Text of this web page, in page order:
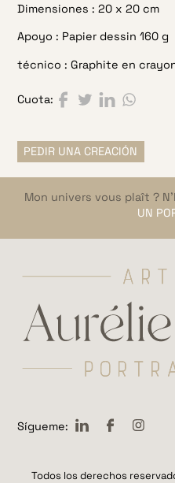
Dimensiones : 20 x 20 cm
Apoyo : Papier dessin 160 g
técnico : Graphite en
Cuota:
Compartir en Facebook
Compartir en Twitter
PEDIR UNA CREACIÓN
Mon univers vous plaît ?
UN
Sígueme:
LinkeDinFacebook
Todos los derechos